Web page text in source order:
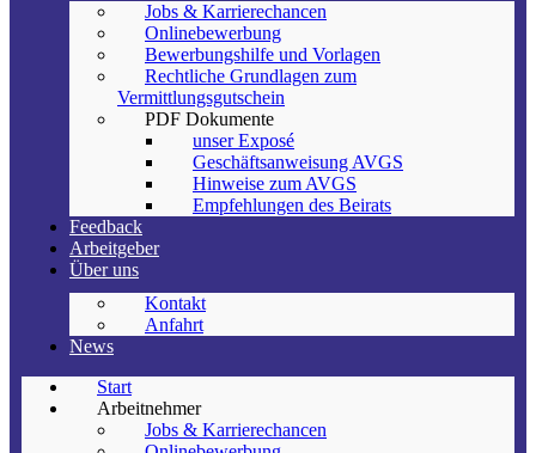
Jobs & Karrierechancen
Onlinebewerbung
Bewerbungshilfe und Vorlagen
Rechtliche Grundlagen zum
Vermittlungsgutschein
PDF Dokumente
unser Exposé
Geschäftsanweisung AVGS
Hinweise zum AVGS
Empfehlungen des Beirats
Feedback
Arbeitgeber
Über uns
Kontakt
Anfahrt
News
Start
Arbeitnehmer
Jobs & Karrierechancen